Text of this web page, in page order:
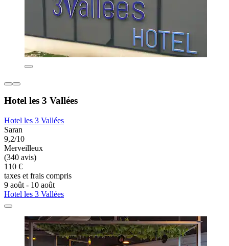
Hotel les 3 Vallées
Hotel les 3 Vallées
Saran
9,2/10
Merveilleux
(340 avis)
110 €
taxes et frais compris
9 août - 10 août
Hotel les 3 Vallées